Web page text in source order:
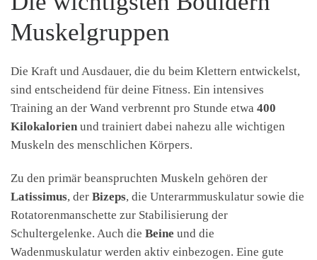
Muskelgruppen
Die Kraft und Ausdauer, die du beim Klettern entwickelst,
sind entscheidend für deine Fitness. Ein intensives
Training an der Wand verbrennt pro Stunde etwa 400
Kilokalorien und trainiert dabei nahezu alle wichtigen
Muskeln des menschlichen Körpers.
Zu den primär beanspruchten Muskeln gehören der
Latissimus, der Bizeps, die Unterarmmuskulatur sowie die
Rotatorenmanschette zur Stabilisierung der
Schultergelenke. Auch die Beine und die
Wadenmuskulatur werden aktiv einbezogen. Eine gute